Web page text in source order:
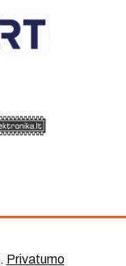
. Privatumo